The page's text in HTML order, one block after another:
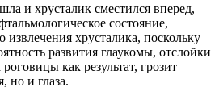
и хрусталик сместился вперед,
состояние,
извлечения хрусталика, поскольку
развития глаукомы, отслойки
как результат, грозит
но и глаза.